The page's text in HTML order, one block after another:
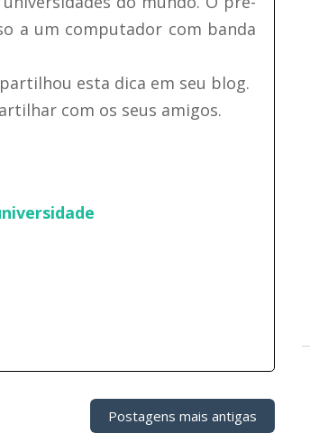
a um computador com banda
esta dica em seu blog.
com os seus amigos.
Postagens mais antigas